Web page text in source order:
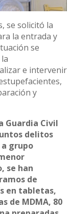
se solicitó la
la entrada y
se
e intervenir
y
Guardia Civil
delitos
grupo
se han
de
en tabletas,
de MDMA, 80